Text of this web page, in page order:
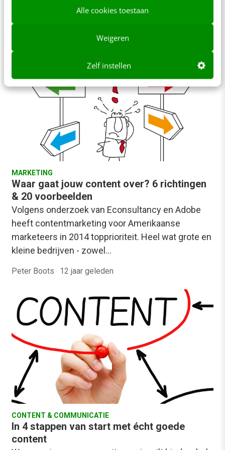
Alle cookies toestaan
Weigeren
Zelf instellen
voor elk persoon. Je bent online vindbaar…
Anniek Bakker
MARKETING
Waar gaat jouw content over? 6 richtingen
& 20 voorbeelden
Volgens onderzoek van Econsultancy en Adobe
heeft contentmarketing voor Amerikaanse
marketeers in 2014 topprioriteit. Heel wat grote en
kleine bedrijven - zowel…
Peter Boots · 12 jaar geleden
CONTENT & COMMUNICATIE
In 4 stappen van start met écht goede
content